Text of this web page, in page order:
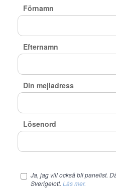
Förnamn
Efternamn
Din mejladress
Lösenord
Ja, jag vill också bli panelist.
Sverigelott. Läs mer.